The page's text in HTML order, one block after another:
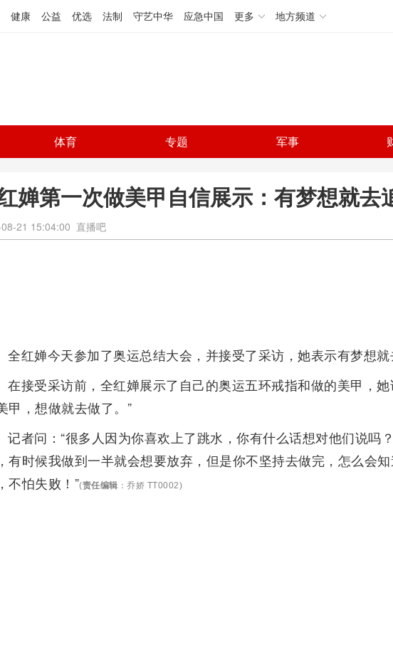
健康 公益 优选 法制 守艺中华 应急中国 更多 地方频道
体育 专题 军事
婵第一次做美甲自信展示：有梦想就去
21 15:04:00 直播吧
全红婵今天参加了奥运总结大会，并接受了采访，她表示有梦想就
在接受采访前，全红婵展示了自己的奥运五环戒指和做的美甲，她
甲，想做就去做了。”
记者问：“很多人因为你喜欢上了跳水，你有什么话想对他们说吗
有时候我做到一半就会想要放弃，但是你不坚持去做完，怎么会
不怕失败！”(责任编辑 ：乔娇 TT0002)